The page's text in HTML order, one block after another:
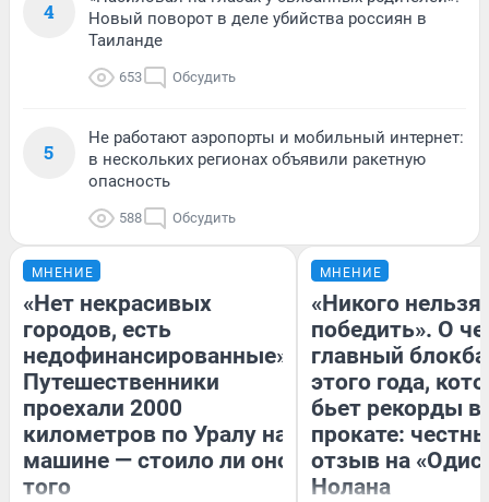
4
Новый поворот в деле убийства россиян в
Таиланде
653 Обсудить
5
Не работают аэропорты и мобильный интернет:
в нескольких регионах объявили ракетную
опасность
588 Обсудить
МНЕНИЕ
«Нет некрасивых
городов, есть
недофинансированные».
Путешественники
проехали 2000
километров по Уралу на
машине — стоило ли оно
того
МНЕНИЕ
«Никого нельзя
победить». О
главный
этого года,
бьет рекорды в
прокате:
отзыв на
Нолана